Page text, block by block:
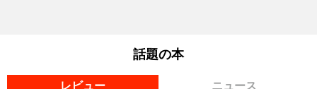
話題の本
レビュー ニュース